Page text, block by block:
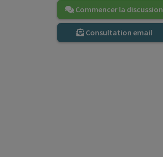
Commencer la discussion
Consultation email